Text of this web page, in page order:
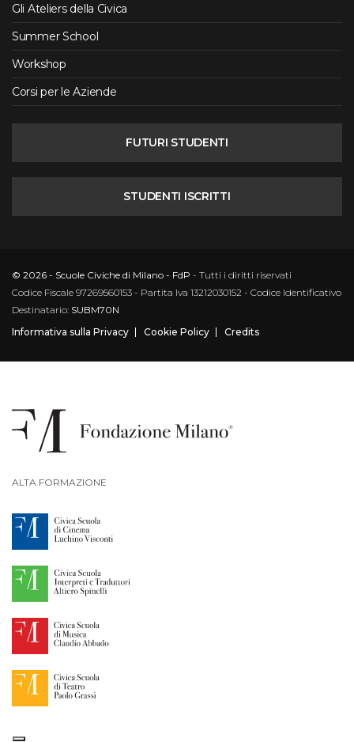
Gli Ateliers della Civica
Summer School
Workshop
Corsi per le Aziende
FUTURI STUDENTI
STUDENTI ISCRITTI
© 2026 - Scuole Civiche di Milano - FdP - Tutti i diritti riservati
Codice Fiscale 97269560153 - Partita Iva 13212030152 - Codice Identificativo
Destinatario: SUBM70N
Informativa sulla Privacy
Cookie Policy Credits
ALTA FORMAZIONE